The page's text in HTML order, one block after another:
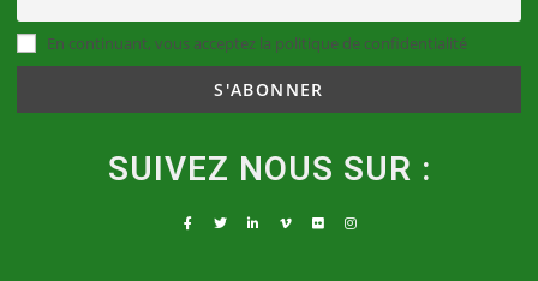
En continuant, vous acceptez la politique de confidentialité
SUIVEZ NOUS SUR :